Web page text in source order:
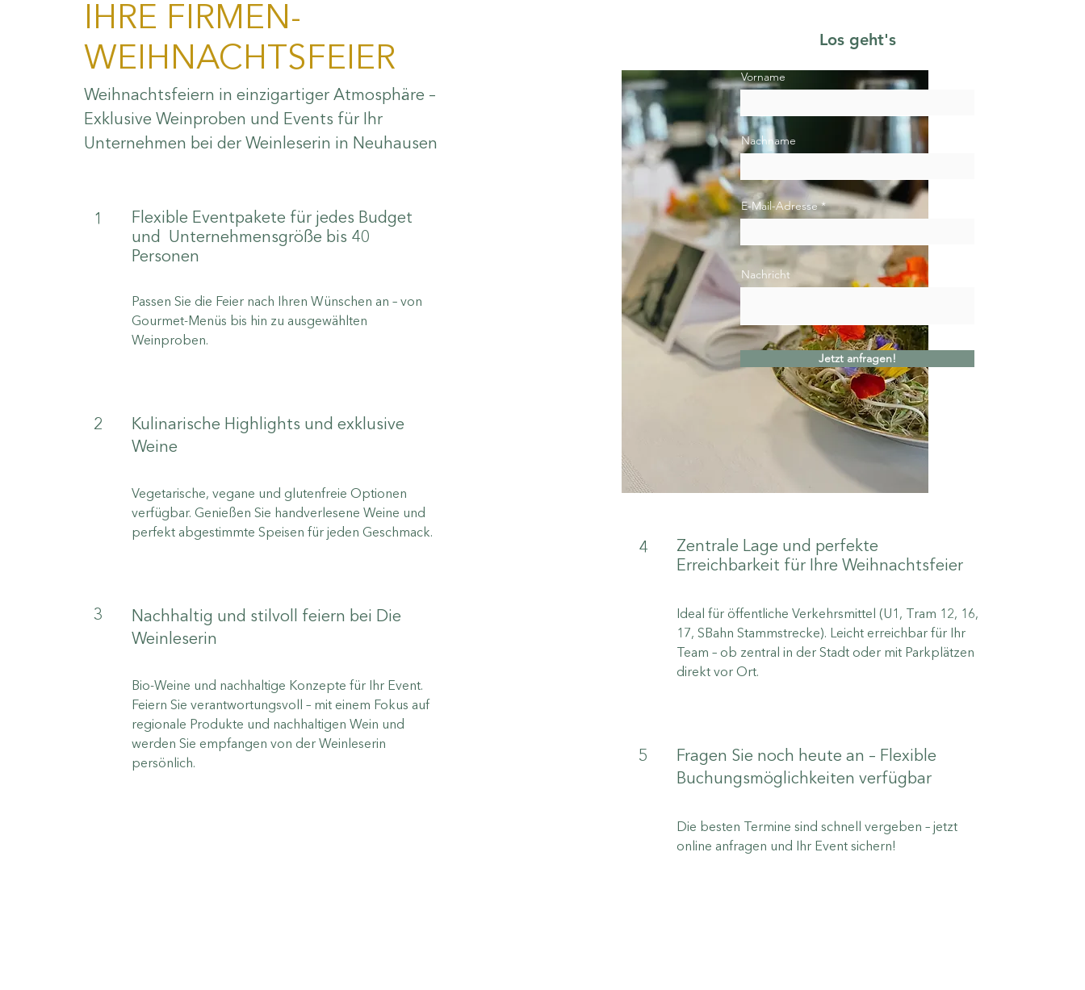
IHRE FIRMEN-
WEIHNACHTSFEIER
Weihnachtsfeiern in einzigartiger Atmosphäre –
Exklusive Weinproben und Events für Ihr
Unternehmen bei der Weinleserin in Neuhausen
1
Flexible Eventpakete für jedes Budget
und Unternehmensgröße bis 40
Personen
Passen Sie die Feier nach Ihren Wünschen an – von
Gourmet-Menüs bis hin zu ausgewählten
Weinproben.
2
Kulinarische Highlights und exklusive
Weine
Vegetarische, vegane und glutenfreie Optionen
verfügbar. Genießen Sie handverlesene Weine und
perfekt abgestimmte Speisen für jeden Geschmack.
3
Nachhaltig und stilvoll feiern bei Die
Weinleserin
Bio-Weine und nachhaltige Konzepte für Ihr Event.
Feiern Sie verantwortungsvoll – mit einem Fokus auf
regionale Produkte und nachhaltigen Wein und
werden Sie empfangen von der Weinleserin
persönlich.
Los geht's
Vorname
Nachname
E-Mail-Adresse
Nachricht
Jetzt anfragen!
4
Zentrale Lage und perfekte
Erreichbarkeit für Ihre Weihnachtsfeier
Ideal für öffentliche Verkehrsmittel (U1, Tram 12, 16,
17, SBahn Stammstrecke). Leicht erreichbar für Ihr
Team – ob zentral in der Stadt oder mit Parkplätzen
direkt vor Ort.
5
Fragen Sie noch heute an – Flexible
Buchungsmöglichkeiten verfügbar
Die besten Termine sind schnell vergeben – jetzt
online anfragen und Ihr Event sichern!